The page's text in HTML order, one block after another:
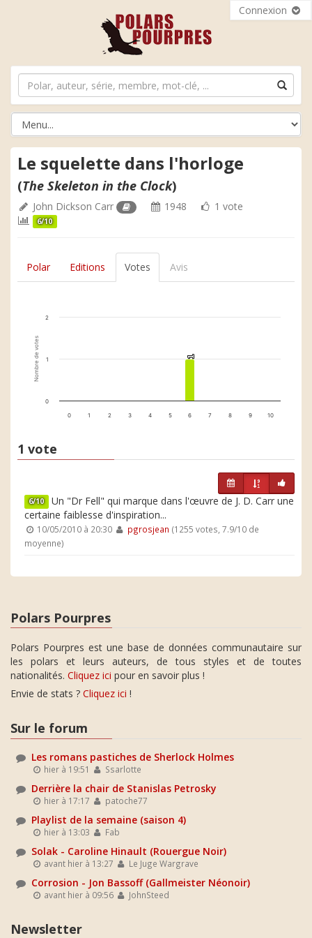
Connexion
Le squelette dans l'horloge
(The Skeleton in the Clock)
John Dickson Carr 1948 1 vote
6/10
Polar Editions Votes Avis
Nombre de votes 1
1
0 1 2 3 4 5 6 7 8 9 10
0
1
2
1 vote
6/10 Un "Dr Fell" qui marque dans l'œuvre de J. D. Carr une
certaine faiblesse d'inspiration...
10/05/2010 à 20:30 pgrosjean (1255 votes, 7.9/10 de
moyenne)
Polars Pourpres
Polars Pourpres est une base de données communautaire sur
les polars et leurs auteurs, de tous styles et de toutes
nationalités. Cliquez ici pour en savoir plus !
Envie de stats ? Cliquez ici !
Sur le forum
Les romans pastiches de Sherlock Holmes
hier à 19:51 Ssarlotte
Derrière la chair de Stanislas Petrosky
hier à 17:17 patoche77
Playlist de la semaine (saison 4)
hier à 13:03 Fab
Solak - Caroline Hinault (Rouergue Noir)
avant hier à 13:27 Le Juge Wargrave
Corrosion - Jon Bassoff (Gallmeister Néonoir)
avant hier à 09:56 JohnSteed
Newsletter